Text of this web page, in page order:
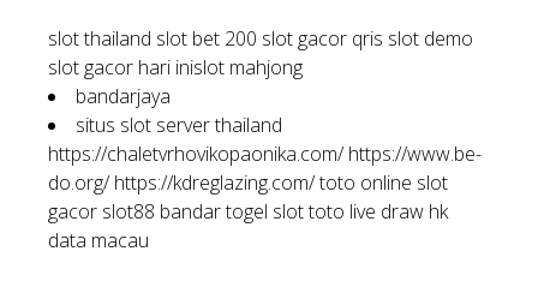
slot thailand slot bet 200 slot gacor qris slot demo
slot gacor hari inislot mahjong
bandarjaya
situs slot server thailand
https://chaletvrhovikopaonika.com/ https://www.be-
do.org/ https://kdreglazing.com/toto online slot
gacor slot88 bandar togel slot toto live draw hk
data macau